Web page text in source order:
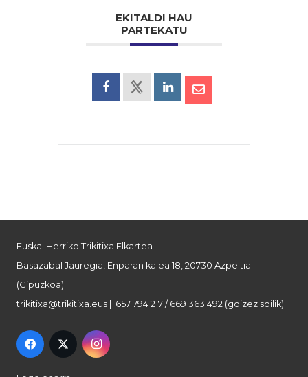
EKITALDI HAU
PARTEKATU
Euskal Herriko Trikitixa Elkartea
Basazabal Jauregia, Enparan kalea 18, 20730 Azpeitia
(Gipuzkoa)
trikitixa@trikitixa.eus | 657 794 217 / 669 363 492 (goizez soilik)